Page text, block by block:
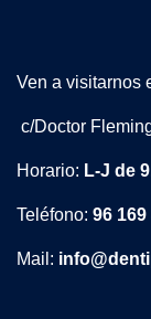
Ven a visitarnos
c/Doctor
Horario: L-J de
Teléfono: 96 169
Mail: